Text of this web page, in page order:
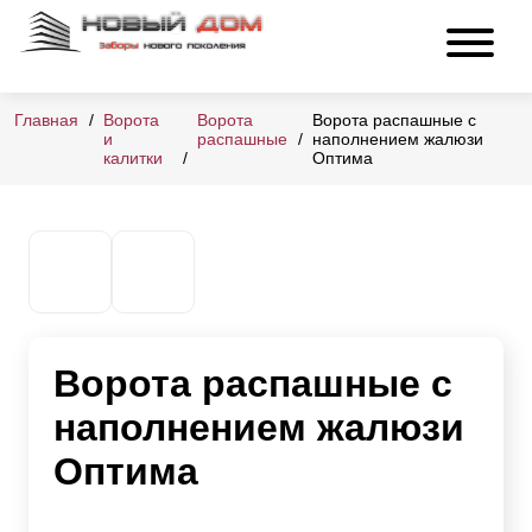
Главная
Ворота
и
калитки
Ворота
распашные
Ворота распашные с
наполнением жалюзи
Оптима
Ворота распашные с
наполнением жалюзи
Оптима